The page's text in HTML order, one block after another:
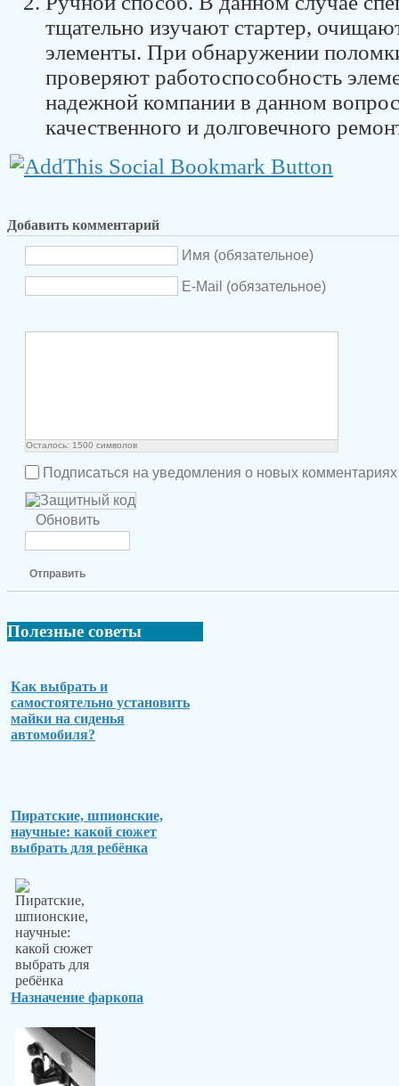
тщательно изучают стартер,
элементы. При обнаружении
проверяют работоспособность
надежной компании в данном
качественного и долговечного
Добавить комментарий
Имя (обязательное)
E-Mail (обязательное)
Осталось: 1500 символов
Подписаться на уведомления о новых комментариях
Обновить
Отправить
Полезные советы
Как выбрать и
самостоятельно установить
майки на сиденья
автомобиля?
Пиратские, шпионские,
научные: какой сюжет
выбрать для ребёнка
Назначение фаркопа